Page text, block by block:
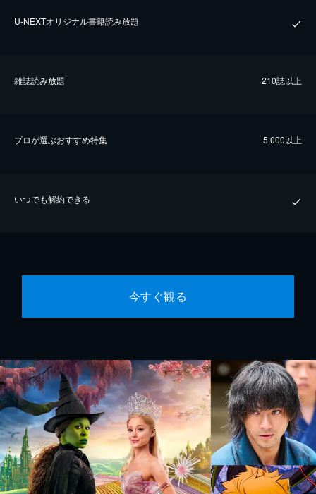
U-NEXTオリジナル書籍読み放題
雑誌読み放題 210誌以上
プロが選ぶおすすめ特集 5,000以上
いつでも解約できる
今すぐ観る